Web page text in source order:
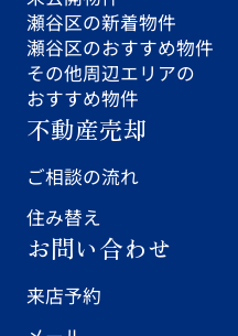
瀬谷区の新着物件
瀬谷区のおすすめ物件
その他周辺エリアの
おすすめ物件
不動産売却
ご相談の流れ
住み替え
お問い合わせ
来店予約